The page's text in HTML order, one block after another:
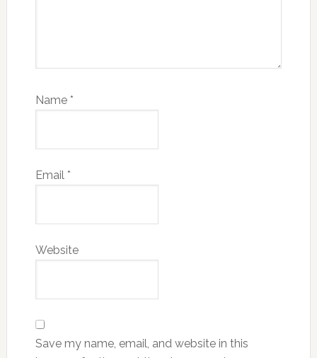
Name *
Email *
Website
Save my name, email, and website in this